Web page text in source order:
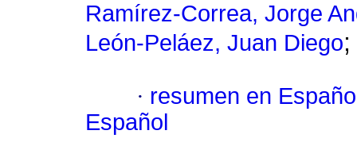
Ramírez-Correa, Jorge
León-Peláez, Juan Diego;
· resumen en
Español